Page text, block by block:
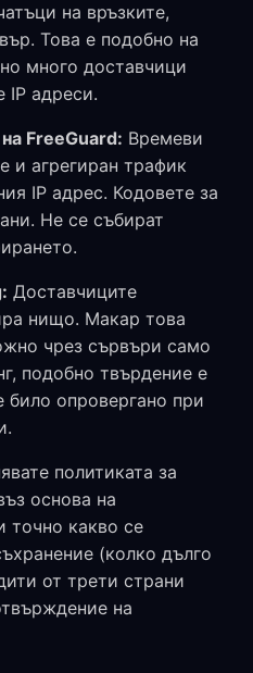
на връзките,
Това е подобно на
много доставчици
IP адреси.
FreeGuard: Времеви
и агрегиран трафик
IP адрес. Кодoвете за
Не се събират
Доставчиците
нищо. Макар това
чрез сървъри само
подобно твърдение е
било опровергано при
политиката за
основа на
точно какво се
(колко дълго
от трети страни
на